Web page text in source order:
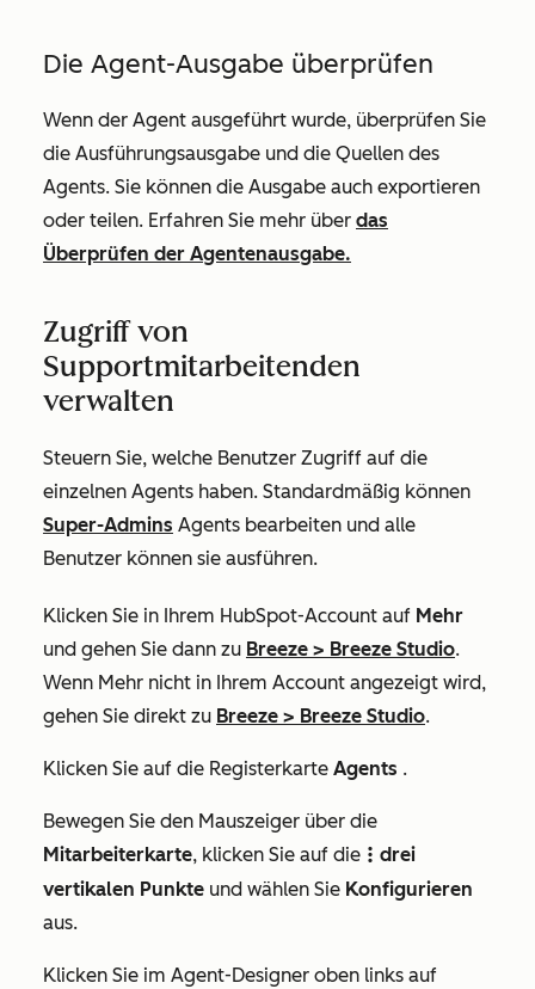
Die Agent-Ausgabe überprüfen
Wenn der Agent ausgeführt wurde, überprüfen Sie
die Ausführungsausgabe und die Quellen des
Agents. Sie können die Ausgabe auch exportieren
oder teilen. Erfahren Sie mehr über das
Überprüfen der Agentenausgabe.
Zugriff von
Supportmitarbeitenden
verwalten
Steuern Sie, welche Benutzer Zugriff auf die
einzelnen Agents haben. Standardmäßig können
Super-Admins Agents bearbeiten und alle
Benutzer können sie ausführen.
Klicken Sie in Ihrem HubSpot-Account auf Mehr
und gehen Sie dann zu Breeze > Breeze Studio.
Wenn Mehr nicht in Ihrem Account angezeigt wird,
gehen Sie direkt zu Breeze > Breeze Studio.
Klicken Sie auf die Registerkarte Agents .
Bewegen Sie den Mauszeiger über die
Mitarbeiterkarte, klicken Sie auf die verticalMenu drei
vertikalen Punkte und wählen Sie Konfigurieren
aus.
Klicken Sie im Agent-Designer oben links auf